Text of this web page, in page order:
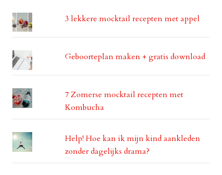
3 lekkere mocktail recepten met appel
Geboorteplan maken + gratis download
7 Zomerse mocktail recepten met
Kombucha
Help! Hoe kan ik mijn kind aankleden
zonder dagelijks drama?